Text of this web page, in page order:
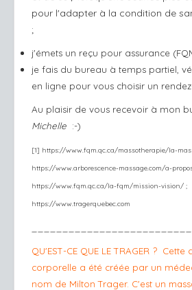
pour l'adapter à la condition de
;
j'émets un reçu pour assurance
je fais du bureau à temps partiel,
en ligne pour vous choisir un
Au plaisir de vous recevoir à mon
Michelle :-)
[1] https://www.fqm.qc.ca/massotherapie/la-
https://www.arborescence-massage.com/a-
https://www.fqm.qc.ca/la-fqm/mission-vision/ ;
https://www.tragerquebec.com
QU'EST-CE QUE LE TRAGER ? Cette
corporelle a été créée par un
nom de Milton Trager. C'est un